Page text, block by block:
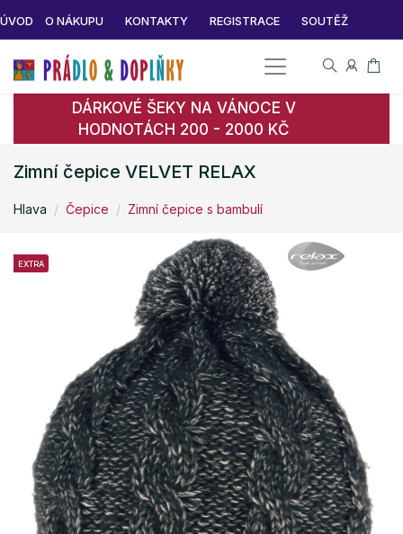
ÚVOD O NÁKUPU KONTAKTY REGISTRACE SOUTĚŽ
DÁRKOVÉ ŠEKY NA VÁNOCE V
HODNOTÁCH 200 - 2000 KČ
Zimní čepice VELVET RELAX
Hlava Čepice Zimní čepice s bambulí
EXTRA